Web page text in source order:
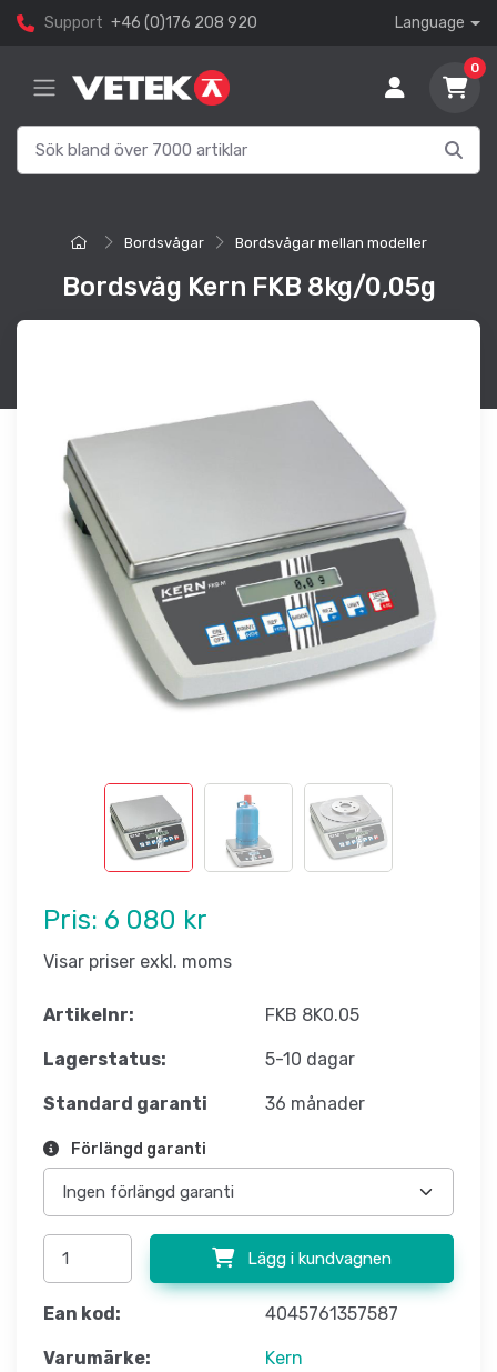
Support +46 (0)176 208 920 Language
0
Bordsvågar Bordsvågar mellan modeller
Bordsvåg Kern FKB 8kg/0,05g
Pris: 6 080 kr
Visar priser exkl. moms
Artikelnr: FKB 8K0.05
Lagerstatus: 5-10 dagar
Standard garanti 36 månader
Förlängd garanti
Lägg i kundvagnen
Ean kod: 4045761357587
Varumärke: Kern